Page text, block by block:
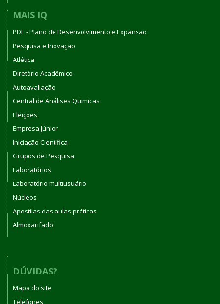
MAIS IQ
PDE - Plano de Desenvolvimento e Expansão
Pesquisa e Inovação
Atlética
Diretório Acadêmico
Autoavaliação
Central de Análises Químicas
Eleições
Empresa Júnior
Iniciação Científica
Grupos de Pesquisa
Laboratórios
Laboratório multiusuário
Núcleos
Apostilas das aulas práticas
Almoxarifado
DÚVIDAS?
Mapa do site
Telefones